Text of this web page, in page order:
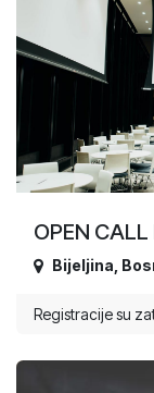
OPEN
Bijeljina
Registracije su